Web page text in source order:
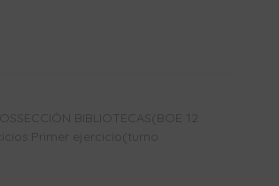
BIBLIOTECAS(BOE 12
ejercicio(turno